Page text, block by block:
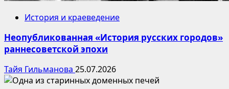
История и краеведение
Неопубликованная «История русских городов»
раннесоветской эпохи
Тайя Гильманова 25.07.2026